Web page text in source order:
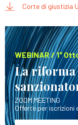
Corte di giustizia
WEBINAR / 1°
La riforma
ZOOM MEETING
Offerte per iscrizioni